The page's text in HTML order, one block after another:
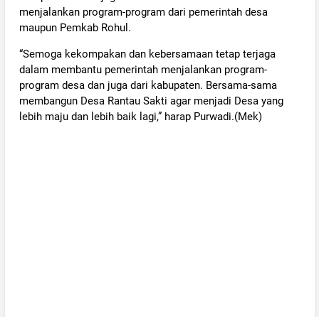
menjalankan program-program dari pemerintah desa
maupun Pemkab Rohul.
“Semoga kekompakan dan kebersamaan tetap terjaga
dalam membantu pemerintah menjalankan program-
program desa dan juga dari kabupaten. Bersama-sama
membangun Desa Rantau Sakti agar menjadi Desa yang
lebih maju dan lebih baik lagi,” harap Purwadi.(Mek)